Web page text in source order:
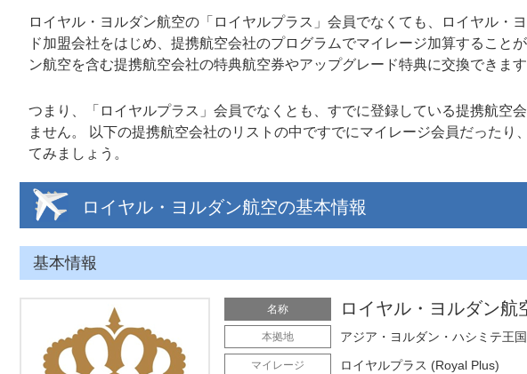
ロイヤル・ヨルダン航空の「ロイヤルプラス」会員でなくても、ロイヤル・
ド加盟会社をはじめ、提携航空会社のプログラムでマイレージ加算すること
ン航空を含む提携航空会社の特典航空券やアップグレード特典に交換できます
つまり、「ロイヤルプラス」会員でなくとも、すでに登録している提携航空
ません。 以下の提携航空会社のリストの中ですでにマイレージ会員だった
てみましょう。
ロイヤル・ヨルダン航空の基本情報
基本情報
名称 ロイヤル・ヨルダン航
本拠地 アジア・ヨルダン・ハシミテ王国
マイレージ ロイヤルプラス (Royal Plus)